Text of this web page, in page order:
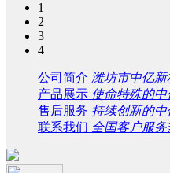
1
2
3
4
公司简介 潍坊市中亿
产品展示 使命特殊的中
售后服务 持续创新的中
联系我们 全国客户服务